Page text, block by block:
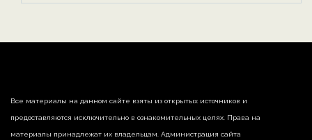
Все материалы на данном сайте взяты из открытых источников и
предоставляются исключительно в ознакомительных целях. Права на
материалы принадлежат их владельцам. Администрация сайта